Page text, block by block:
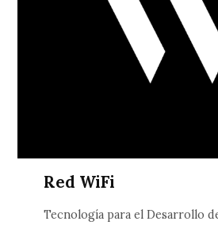
Red WiFi
Tecnología para el Desarrollo